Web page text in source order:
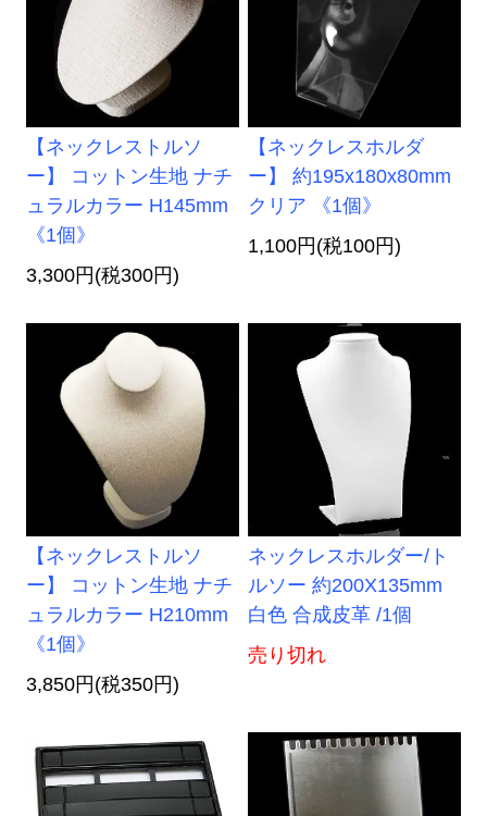
【ネックレストルソ
ー】 コットン生地 ナチ
ュラルカラー H145mm
《1個》
3,300円(税300円)
【ネックレスホルダ
ー】 約195x180x80mm
クリア 《1個》
1,100円(税100円)
【ネックレストルソ
ー】 コットン生地 ナチ
ュラルカラー H210mm
《1個》
3,850円(税350円)
ネックレスホルダー/ト
ルソー 約200X135mm
白色 合成皮革 /1個
売り切れ